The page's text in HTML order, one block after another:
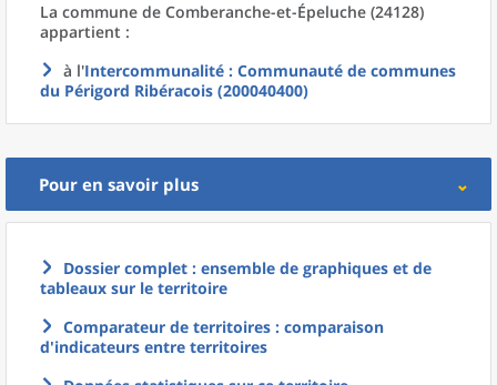
La commune de Comberanche-et-Épeluche (24128)
appartient :
à l'Intercommunalité : Communauté de communes
du Périgord Ribéracois (200040400)
Pour en savoir plus
Dossier complet : ensemble de graphiques et de
tableaux sur le territoire
Comparateur de territoires : comparaison
d'indicateurs entre territoires